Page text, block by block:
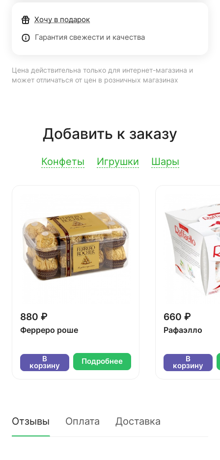
Хочу в подарок
Гарантия свежести и качества
Цена действительна только для интернет-магазина и
может отличаться от цен в розничных магазинах
Добавить к заказу
Конфеты Игрушки Шары
880 ₽
Ферреро роше
В
корзину Подробнее
660 ₽
Рафаэлло
В
корзину
Отзывы Оплата Доставка